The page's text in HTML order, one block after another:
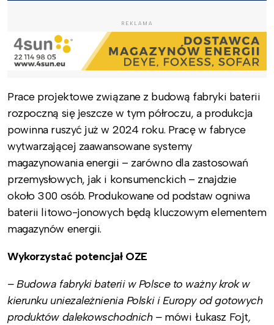
REKLAMA
Prace projektowe związane z budową fabryki baterii
rozpoczną się jeszcze w tym półroczu, a produkcja
powinna ruszyć już w 2024 roku. Pracę w fabryce
wytwarzającej zaawansowane systemy
magazynowania energii – zarówno dla zastosowań
przemysłowych, jak i konsumenckich – znajdzie
około 300 osób. Produkowane od podstaw ogniwa
baterii litowo-jonowych będą kluczowym elementem
magazynów energii.
Wykorzystać potencjał OZE
–Budowa fabryki baterii w Polsce to ważny krok w
kierunku uniezależnienia Polski i Europy od gotowych
produktów dalekowschodnich – mówi Łukasz Fojt,